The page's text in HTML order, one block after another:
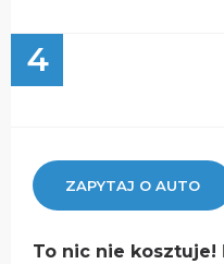
4
ZAPYTAJ O AUTO
To nic nie kosztuje!